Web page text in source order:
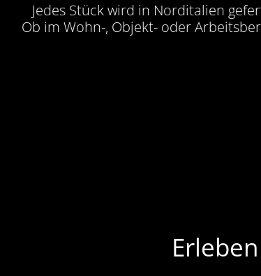
Jedes Stück wird in Norditalien
Ob im Wohn-, Objekt- oder